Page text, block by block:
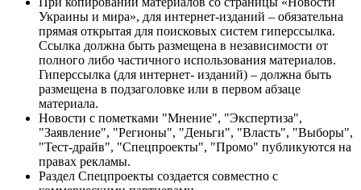
Украины и мира», для интернет-изданий – обязательна
прямая открытая для поисковых систем гиперссылка.
Ссылка должна быть размещена в независимости от
полного либо частичного использования материалов.
Гиперссылка (для интернет- изданий) – должна быть
размещена в подзаголовке или в первом абзаце
материала.
Новости с пометками "Мнение", "Экспертиза",
"Заявление", "Регионы", "Деньги", "Власть", "Выборы",
"Тест-драйв", "Спецпроекты", "Промо" публикуются на
правах рекламы.
Раздел Спецпроекты создается совместно с